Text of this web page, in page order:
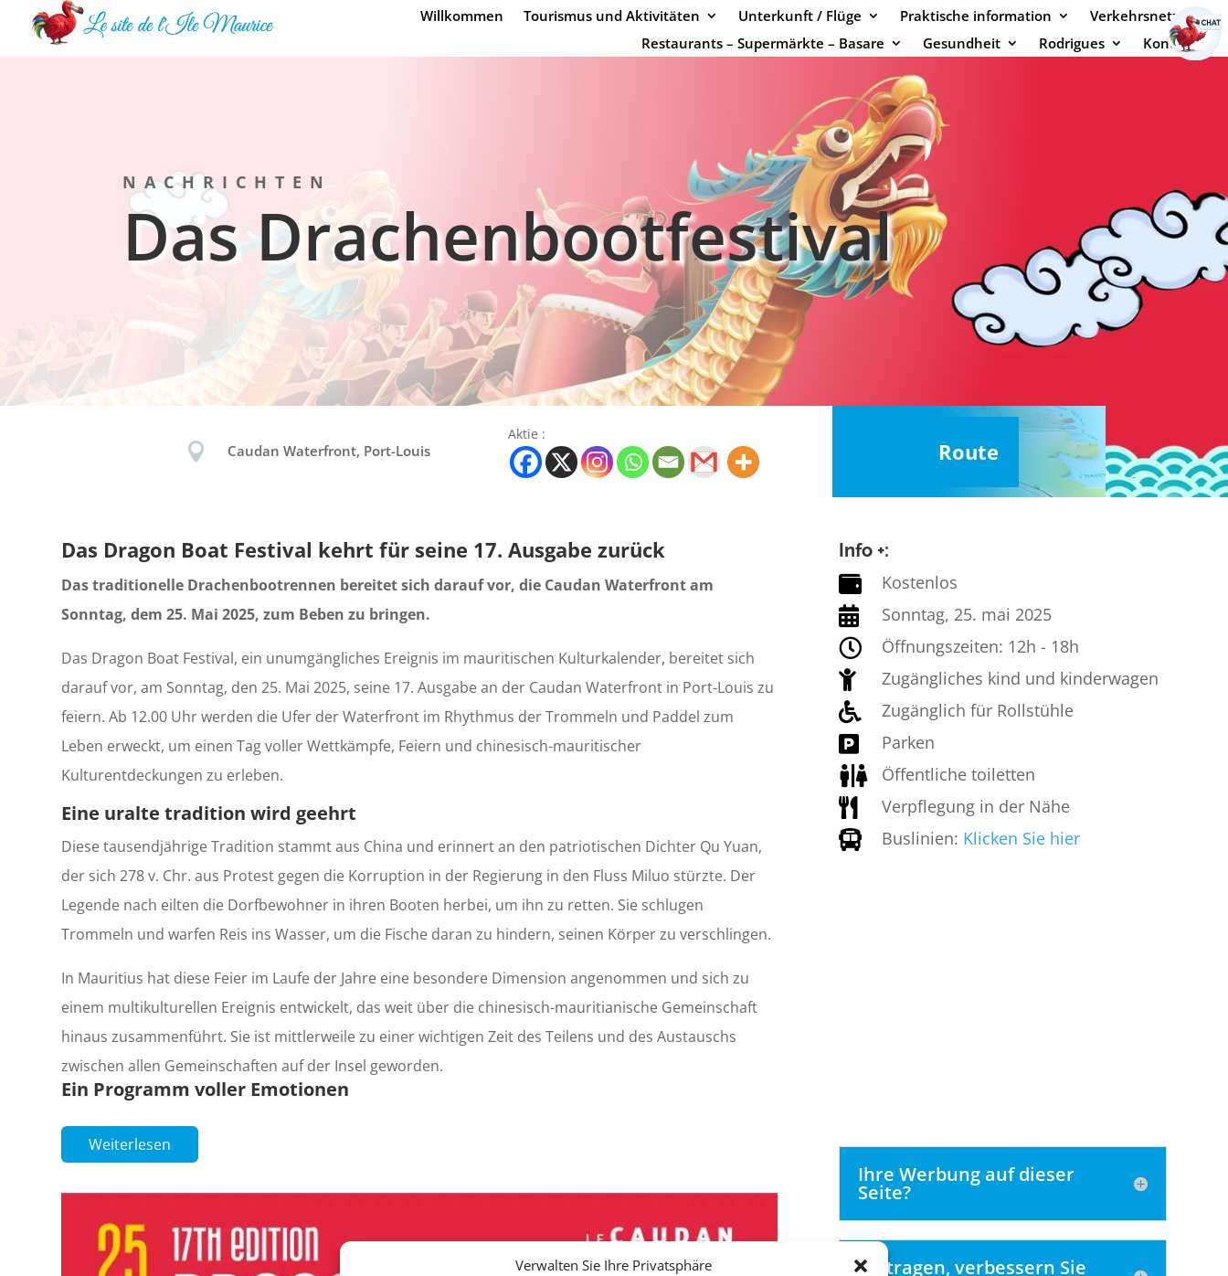
Verwalten Sie Ihre Privatsphäre
Willkommen Tourismus und Aktivitäten Unterkunft / Flüge Praktische information
Verkehrsnetz
Restaurants – Supermärkte – Basare
Gesundheit Rodrigues Kontakt
NACHRICHTEN
Das Drachenbootfestival
 Caudan Waterfront, Port-Louis
Aktie :
Route
Das Dragon Boat Festival kehrt für seine 17. Ausgabe zurück
Das traditionelle Drachenbootrennen bereitet sich darauf vor, die Caudan Waterfront am
Sonntag, dem 25. Mai 2025, zum Beben zu bringen.
Das Dragon Boat Festival, ein unumgängliches Ereignis im mauritischen Kulturkalender, bereitet sich
darauf vor, am Sonntag, den 25. Mai 2025, seine 17. Ausgabe an der Caudan Waterfront in Port-Louis zu
feiern. Ab 12.00 Uhr werden die Ufer der Waterfront im Rhythmus der Trommeln und Paddel zum
Leben erweckt, um einen Tag voller Wettkämpfe, Feiern und chinesisch-mauritischer
Kulturentdeckungen zu erleben.
Eine uralte tradition wird geehrt
Diese tausendjährige Tradition stammt aus China und erinnert an den patriotischen Dichter Qu Yuan,
der sich 278 v. Chr. aus Protest gegen die Korruption in der Regierung in den Fluss Miluo stürzte. Der
Legende nach eilten die Dorfbewohner in ihren Booten herbei, um ihn zu retten. Sie schlugen
Trommeln und warfen Reis ins Wasser, um die Fische daran zu hindern, seinen Körper zu verschlingen.
In Mauritius hat diese Feier im Laufe der Jahre eine besondere Dimension angenommen und sich zu
einem multikulturellen Ereignis entwickelt, das weit über die chinesisch-mauritianische Gemeinschaft
hinaus zusammenführt. Sie ist mittlerweile zu einer wichtigen Zeit des Teilens und des Austauschs
zwischen allen Gemeinschaften auf der Insel geworden.
Ein Programm voller Emotionen
Weiterlesen
Info +:
 Kostenlos
 Sonntag, 25. mai 2025
 Öffnungszeiten: 12h - 18h
 Zugängliches kind und kinderwagen
 Zugänglich für Rollstühle
 Parken
 Öffentliche toiletten
 Verpflegung in der Nähe
 Buslinien: Klicken Sie hier
Ihre Werbung auf dieser
Seite?
Beitragen, verbessern Sie